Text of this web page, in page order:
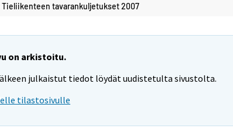
Tieliikenteen tavarankuljetukset 2007
on arkistoitu.
julkaistut tiedot löydät uudistetulta sivustolta.
tilastosivulle